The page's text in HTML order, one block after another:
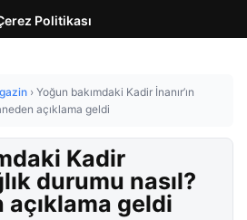
Politikası
› Yoğun bakımdaki Kadir İnanır’ın
açıklama geldi
Kadir
durumu nasıl?
geldi